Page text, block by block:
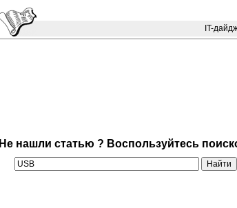
IT-
Не нашли статью ? Воспользуйтесь